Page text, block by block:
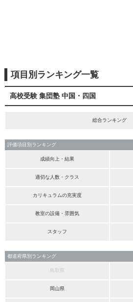
項目別ランキング一覧
高校受験 集団塾 中国・四国
総合ランキング
評価項目別ランキング
成績向上・結果
適切な人数・クラス
カリキュラムの充実度
教室の設備・雰囲気
スタッフ
都道府県別ランキング
鳥取県
岡山県